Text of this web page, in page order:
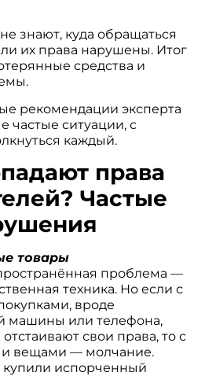
знают, куда обращаться
их права нарушены. Итог
средства и
рекомендации эксперта
частые ситуации, с
каждый.
права
Частые
товары
проблема —
техника. Но если с
вроде
машины или телефона,
свои права, то с
вещами — молчание.
испорченный